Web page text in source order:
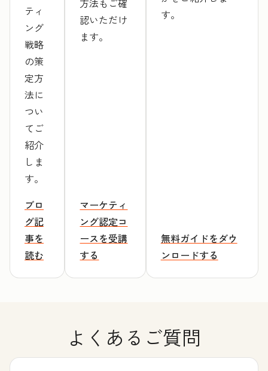
ティ
ング
戦略
の策
定方
法に
つい
てご
紹介
しま
す。
ブロ
グ記
事を
読む
認いただけ
ます。
マーケティ
ング認定コ
ースを受講
する
す。
無料ガイドをダウ
ンロードする
よくあるご質問